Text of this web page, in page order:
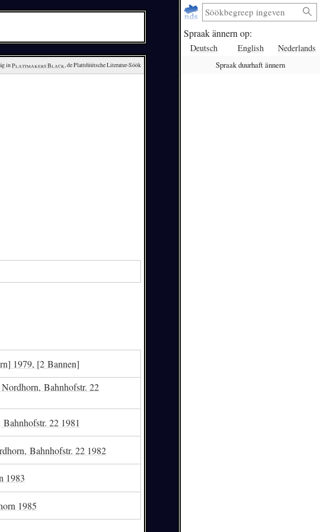
Spraak ännern op:
Deutsch English Nederlands
Spraak duurhaft ännern
in Plattmakers Black, de Plattdüütsche Literatur-Söök
1979, [2 Bannen]
Bahnhofstr. 22
22 1981
Bahnhofstr. 22 1982
1983
1985